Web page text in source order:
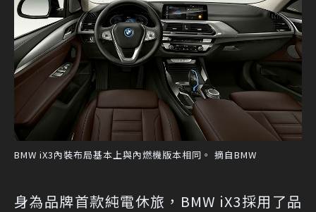
BMW iX3內裝布局基本上與內燃機版本相同。 摘自BMW
身為品牌首款純電休旅，BMW iX3採用了品